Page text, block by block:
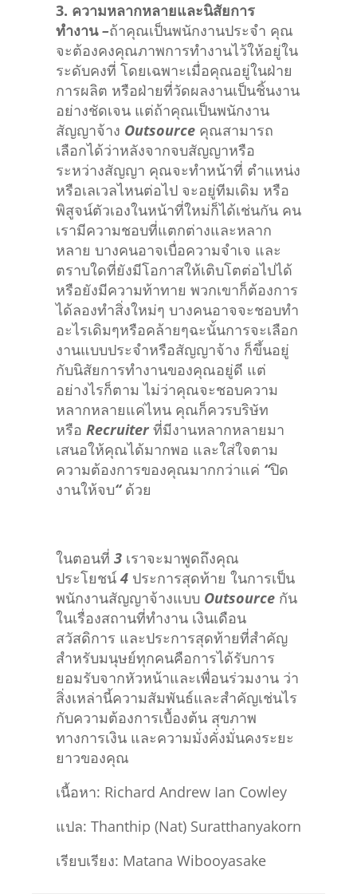
3. ความหลากหลายและนิสัยการ
ทำงาน –ถ้าคุณเป็นพนักงานประจำ คุณ
จะต้องคงคุณภาพการทำงานไว้ให้อยู่ใน
ระดับคงที่ โดยเฉพาะเมื่อคุณอยู่ในฝ่าย
การผลิต หรือฝ่ายที่วัดผลงานเป็นชิ้นงาน
อย่างชัดเจน แต่ถ้าคุณเป็นพนักงาน
สัญญาจ้าง Outsource คุณสามารถ
เลือกได้ว่าหลังจากจบสัญญาหรือ
ระหว่างสัญญา คุณจะทำหน้าที่ ตำแหน่ง
หรือเลเวลไหนต่อไป จะอยู่ทีมเดิม หรือ
พิสูจน์ตัวเองในหน้าที่ใหม่ก็ได้เช่นกัน คน
เรามีความชอบที่แตกต่างและหลาก
หลาย บางคนอาจเบื่อความจำเจ และ
ตราบใดที่ยังมีโอกาสให้เติบโตต่อไปได้
หรือยังมีความท้าทาย พวกเขาก็ต้องการ
ได้ลองทำสิ่งใหม่ๆ บางคนอาจจะชอบทำ
อะไรเดิมๆหรือคล้ายๆฉะนั้นการจะเลือก
งานแบบประจำหรือสัญญาจ้าง ก็ขึ้นอยู่
กับนิสัยการทำงานของคุณอยู่ดี แต่
อย่างไรก็ตาม ไม่ว่าคุณจะชอบความ
หลากหลายแค่ไหน คุณก็ควรบริษัท
หรือ Recruiter ที่มีงานหลากหลายมา
เสนอให้คุณได้มากพอ และใส่ใจตาม
ความต้องการของคุณมากกว่าแค่ “ปิด
งานให้จบ“ ด้วย
ในตอนที่ 3 เราจะมาพูดถึงคุณ
ประโยชน์ 4 ประการสุดท้าย ในการเป็น
พนักงานสัญญาจ้างแบบ Outsource กัน
ในเรื่องสถานที่ทำงาน เงินเดือน
สวัสดิการ และประการสุดท้ายที่สำคัญ
สำหรับมนุษย์ทุกคนคือการได้รับการ
ยอมรับจากหัวหน้าและเพื่อนร่วมงาน ว่า
สิ่งเหล่านี้ความสัมพันธ์และสำคัญเช่นไร
กับความต้องการเบื้องต้น สุขภาพ
ทางการเงิน และความมั่งคั่งมั่นคงระยะ
ยาวของคุณ
เนื้อหา: Richard Andrew Ian Cowley
แปล: Thanthip (Nat) Suratthanyakorn
เรียบเรียง: Matana Wibooyasake